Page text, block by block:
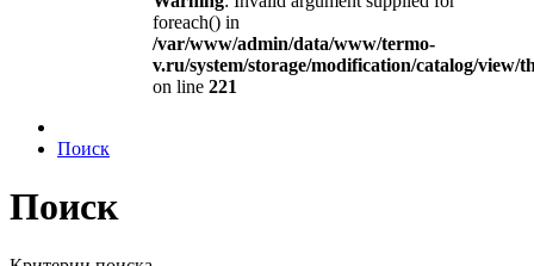
foreach() in
/var/www/admin/data/www/termo-
v.ru/system/storage/modification/catalog/view/
on line 221
Поиск
Поиск